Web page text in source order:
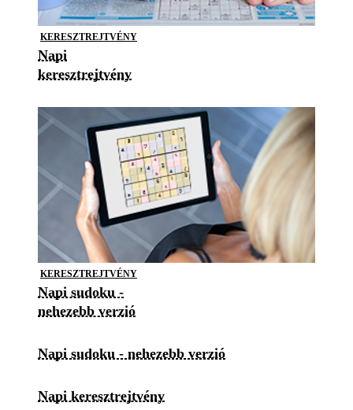
KERESZTREJTVÉNY
Napi
keresztrejtvény
KERESZTREJTVÉNY
Napi sudoku -
nehezebb verzió
Napi sudoku - nehezebb verzió
Napi keresztrejtvény